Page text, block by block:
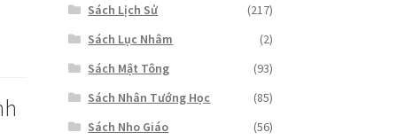
Sách Lịch Sử
(217)
Sách Lục Nhâm
(2)
Sách Mật Tông
(93)
Sách Nhân Tướng Học
(85)
Sách Nho Giáo
(56)